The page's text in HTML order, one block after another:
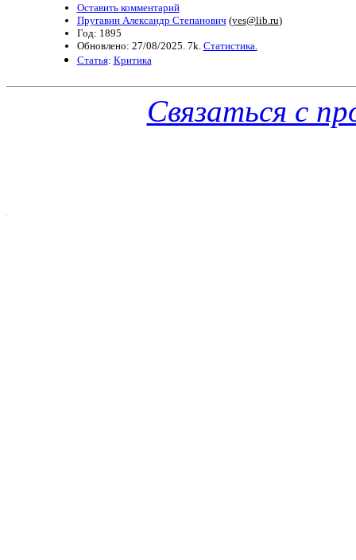
Оставить комментарий
Пругавин Александр Степанович (yes@lib.ru)
Год: 1895
Обновлено: 27/08/2025. 7k. Статистика.
Статья: Критика
Связаться с